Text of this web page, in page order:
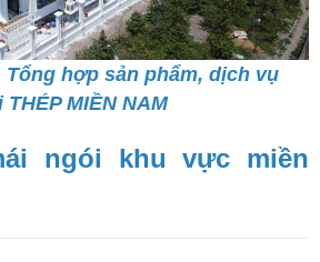
Tổng hợp sản phẩm, dịch vụ
MIỀN NAM
ngói khu vực miền